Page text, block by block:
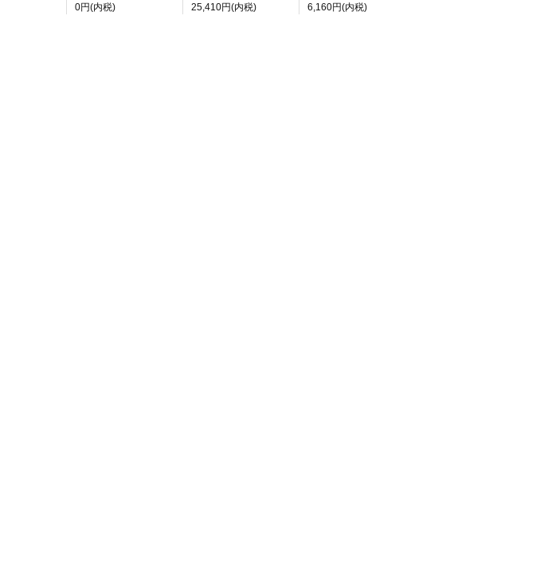
0円(内税) 25,410円(内税) 6,160円(内税)